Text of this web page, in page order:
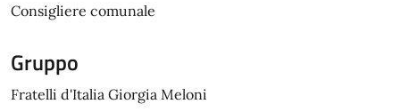
Consigliere comunale
Gruppo
Fratelli d'Italia Giorgia Meloni